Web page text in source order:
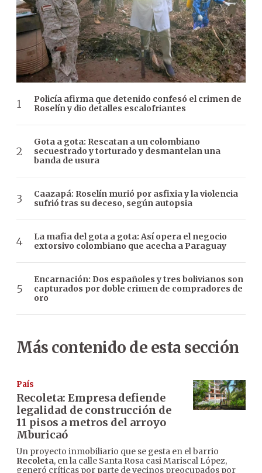
Policía afirma que detenido confesó el crimen de
Roselín y dio detalles escalofriantes
Gota a gota: Rescatan a un colombiano
secuestrado y torturado y desmantelan una
banda de usura
Caazapá: Roselín murió por asfixia y la violencia
sufrió tras su deceso, según autopsia
La mafia del gota a gota: Así opera el negocio
extorsivo colombiano que acecha a Paraguay
Encarnación: Dos españoles y tres bolivianos son
capturados por doble crimen de compradores de
oro
Más contenido de esta sección
País
Recoleta: Empresa defiende
legalidad de construcción de
11 pisos a metros del arroyo
Mburicaó
Un proyecto inmobiliario que se gesta en el barrio
Recoleta, en la calle Santa Rosa casi Mariscal López,
generó críticas por parte de vecinos preocupados por